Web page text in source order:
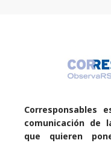
Corresponsables
comunicación de
que quieren